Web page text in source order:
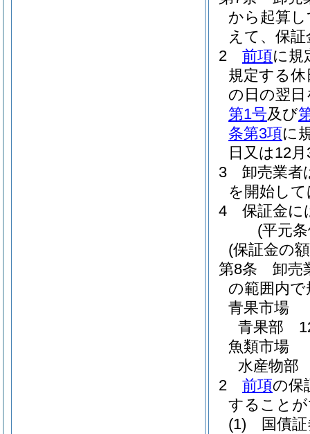
から起算
えて、保
2
前項に規
規定する
の日の翌
第1号及び
条第3項に
日又は12
3
卸売業者
を開始し
4
保証金に
(平元
(保証金の
第8条
卸売
の範囲内
青果市場
青果部
魚類市場
水産物部
2
前項の保
すること
(1)
国債